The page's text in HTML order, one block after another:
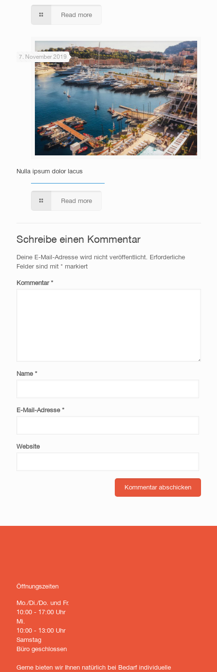
Read more
7. November 2019
Nulla ipsum dolor lacus
Read more
Schreibe einen Kommentar
Deine E-Mail-Adresse wird nicht veröffentlicht. Erforderliche
Felder sind mit * markiert
Kommentar *
Name *
E-Mail-Adresse *
Website
Öffnungszeiten
Mo./Di./Do. und Fr.
10:00 - 17:00 Uhr
Mi.
10:00 - 13:00 Uhr
Samstag
Büro geschlossen
Gerne bieten wir Ihnen natürlich bei Bedarf individuelle